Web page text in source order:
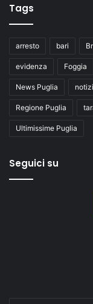
Tags
arresto bari
evidenza Foggia
News Puglia
Regione Puglia
Ultimissime Puglia
Seguici su